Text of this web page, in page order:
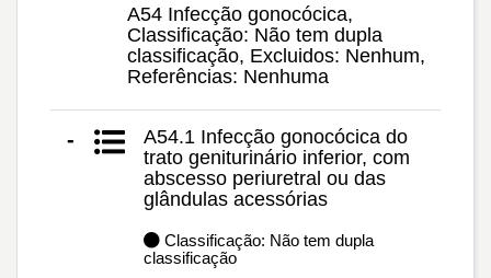
A54 Infecção gonocócica,
Classificação: Não tem dupla
classificação, Excluidos: Nenhum,
Referências: Nenhuma
-
A54.1 Infecção gonocócica do
trato geniturinário inferior, com
abscesso periuretral ou das
glândulas acessórias
Classificação: Não tem dupla
classificação